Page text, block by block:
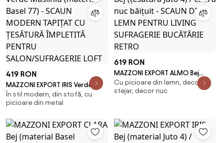
419 RON
MAZZONI EXPORT IRIS Verde
Măsliniu (material Basel 77) -
SCAUN MODERN TAPIȚAT CU
SALON/SUFRAGERIE LOFT
În stil modern, din stofă, cu
picioare din metal
619 RON
MAZZONI EXPORT ALMO Bej
(țesătură Juto 4) / cadru nuc
băițuit - SCAUN DIN LEMN PENTRU
Cu picioare din lemn, decor
stejar, decor nuc